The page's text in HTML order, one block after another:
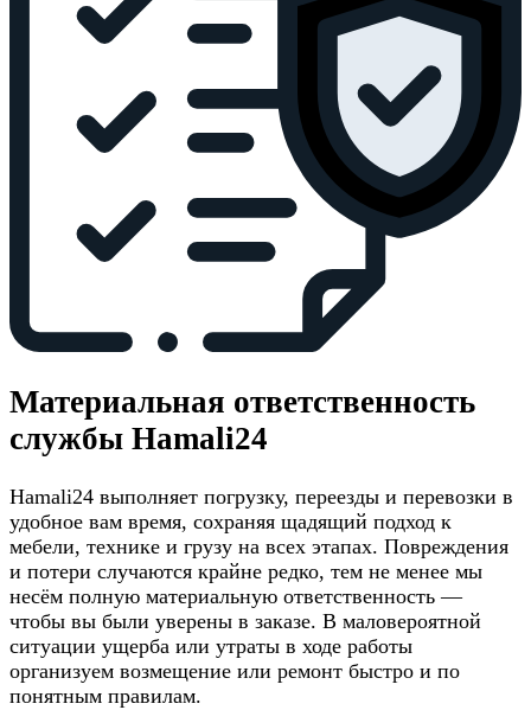
Материальная ответственность
службы Hamali24
Hamali24 выполняет погрузку, переезды и перевозки в
удобное вам время, сохраняя щадящий подход к
мебели, технике и грузу на всех этапах. Повреждения
и потери случаются крайне редко, тем не менее мы
несём полную материальную ответственность —
чтобы вы были уверены в заказе. В маловероятной
ситуации ущерба или утраты в ходе работы
организуем возмещение или ремонт быстро и по
понятным правилам.